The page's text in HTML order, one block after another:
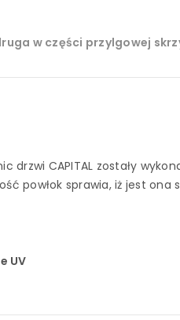
w części przylgowej
drzwi CAPITAL zostały
powłok sprawia, iż jest
UV